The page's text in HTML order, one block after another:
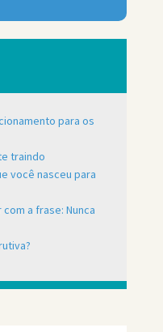
para os
traindo
você nasceu para
a frase: Nunca